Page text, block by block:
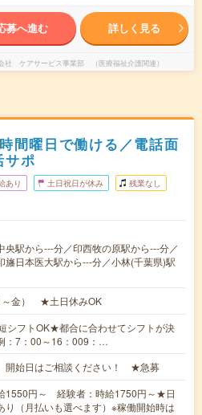
募へ進む 詳しく見る
社 ケアサービス事業部 （医療福祉介護関連）
間曜日で働ける／電話面
サポ
あり 土日祝日が休み 残業なし
央駅から---分／印西牧の原駅から---分／
旛日本医大駅から---分／小林(千葉県)駅
～金） ★土日休みOK
シフトOK★都合に合わせてシフトが決
：7：00～16：009：…
開始日はご相談ください！ ★急募
1550円～ 経験者：時給1750円～★日
り（月払いも選べます）※稼働開始時は